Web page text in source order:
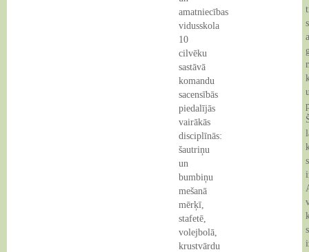
amatniecības
vidusskola
10
cilvēku
sastāvā
komandu
sacensībās
piedalījās
vairākās
disciplīnās:
šautriņu
un
bumbiņu
mešanā
mērķī,
stafetē,
volejbolā,
krustvārdu